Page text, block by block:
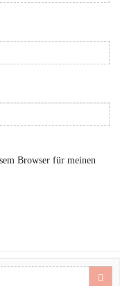
Browser für meinen